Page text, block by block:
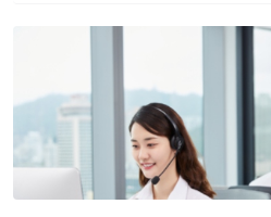
4.50%、中梁控股(02772.HK)跌幅